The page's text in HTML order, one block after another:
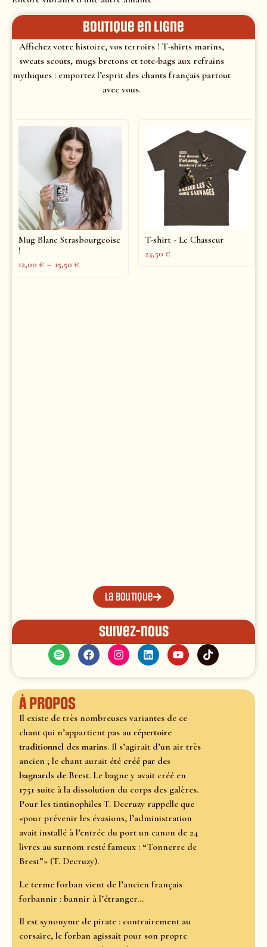
Boutique en ligne
Affichez votre histoire, vos terroirs ! T-shirts marins,
sweats scouts, mugs bretons et tote-bags aux refrains
mythiques : emportez l’esprit des chants français partout
avec vous.
Mug Blanc Strasbourgeoise
!
12,00 € – 15,50 €
T-shirt - Le Chasseur
24,50 €
La boutique
Suivez-nous
À propos
Il existe de très nombreuses variantes de ce
chant qui n’appartient pas au répertoire
traditionnel des marins. Il s’agirait d’un air très
ancien ; le chant aurait été créé par des
bagnards de Brest. Le bagne y avait créé en
1751 suite à la dissolution du corps des galères.
Pour les tintinophiles T. Decruzy rappelle que
«pour prévenir les évasions, l’administration
avait installé à l’entrée du port un canon de 24
livres au surnom resté fameux : “Tonnerre de
Brest”» (T. Decruzy).
Le terme forban vient de l’ancien français
forbannir : bannir à l’étranger...
Il est synonyme de pirate : contrairement au
corsaire, le forban agissait pour son propre